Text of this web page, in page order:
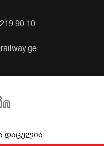
90 10
დაცულია